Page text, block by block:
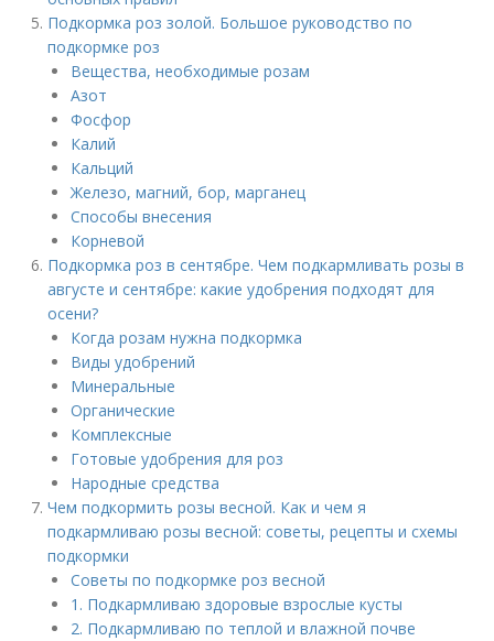
Подкормка роз золой. Большое руководство по
подкормке роз
Вещества, необходимые розам
Азот
Фосфор
Калий
Кальций
Железо, магний, бор, марганец
Способы внесения
Корневой
Подкормка роз в сентябре. Чем подкармливать розы в
августе и сентябре: какие удобрения подходят для
осени?
Когда розам нужна подкормка
Виды удобрений
Минеральные
Органические
Комплексные
Готовые удобрения для роз
Народные средства
Чем подкормить розы весной. Как и чем я
подкармливаю розы весной: советы, рецепты и схемы
подкормки
Советы по подкормке роз весной
1. Подкармливаю здоровые взрослые кусты
2. Подкармливаю по теплой и влажной почве